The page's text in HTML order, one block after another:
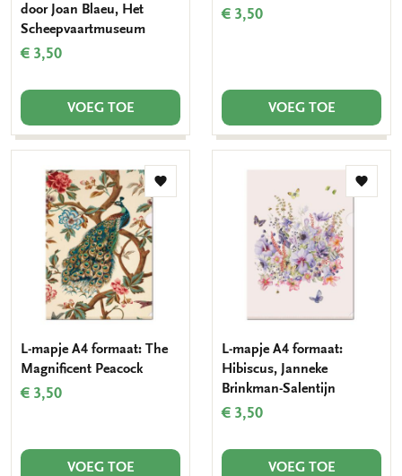
door Joan Blaeu, Het
Scheepvaartmuseum
€ 3,50
VOEG TOE
€ 3,50
VOEG TOE
Toevoegen
L-mapje A4 formaat: The
Magnificent Peacock
€ 3,50
VOEG TOE
L-mapje A4 formaat:
Hibiscus, Janneke
Brinkman-Salentijn
€ 3,50
VOEG TOE